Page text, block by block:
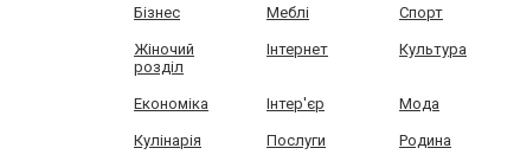
Бізнес Меблі Спорт
Жіночий
розділ
Інтернет Культура
Економіка Інтер'єр Мода
Кулінарія Послуги Родина